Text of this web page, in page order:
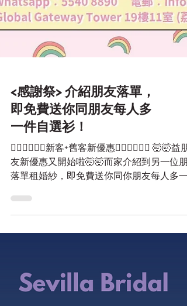
<感謝祭> 介紹朋友落單，
即免費送你同朋友每人多
一件自選衫！
落單租婚紗，即免費送你同你朋友每人多一
自選衫👗❤️‍🔥 🥳 另外我哋全店所有婚紗都係